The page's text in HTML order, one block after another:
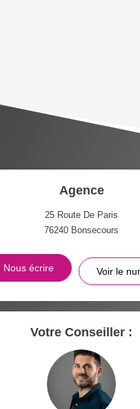
PART DES
:
Agence
25 Route De Paris
76240 Bonsecours
Nous écrire Voir le
Votre Conseiller :